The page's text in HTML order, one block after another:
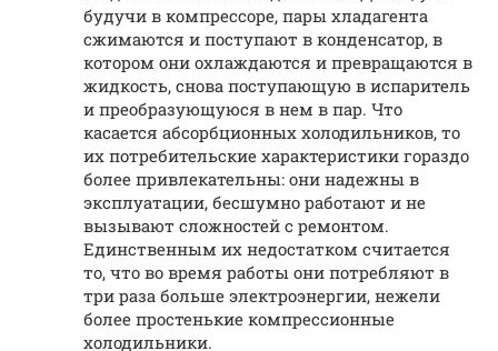
будучи в компрессоре, пары хладагента
сжимаются и поступают в конденсатор, в
котором они охлаждаются и превращаются в
жидкость, снова поступающую в испаритель
и преобразующуюся в нем в пар. Что
касается абсорбционных холодильников, то
их потребительские характеристики гораздо
более привлекательны: они надежны в
эксплуатации, бесшумно работают и не
вызывают сложностей с ремонтом.
Единственным их недостатком считается
то, что во время работы они потребляют в
три раза больше электроэнергии, нежели
более простенькие компрессионные
холодильники.